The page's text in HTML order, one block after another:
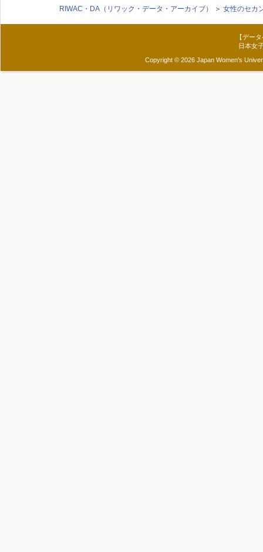
RIWAC・DA（リワック・データ・アーカイブ） ＞ 女性のセカ
【デー
日本女
Copyright © 2026 Japan Women's